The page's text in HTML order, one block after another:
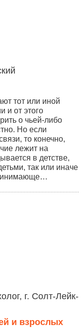
тот или иной
и от этого
о чьей-либо
Но если
то конечно,
лежит на
в детстве,
так или иначе
г. Солт-Лейк-
и взрослых